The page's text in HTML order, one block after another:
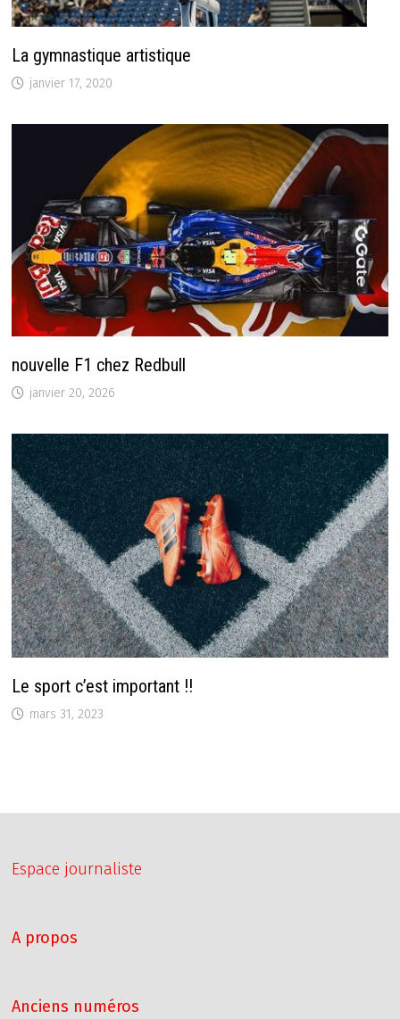
La gymnastique artistique
janvier 17, 2020
nouvelle F1 chez Redbull
janvier 20, 2026
Le sport c’est important !!
mars 31, 2023
Espace journaliste
A propos
Anciens numéros